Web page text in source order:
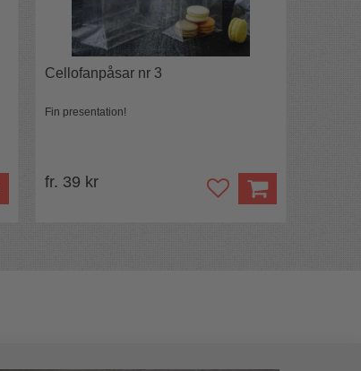
Cellofanpåsar nr 3
Fin presentation!
fr. 39 kr